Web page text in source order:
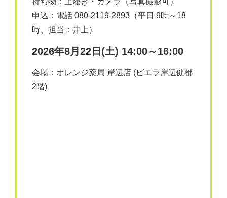
申込：電話 080-2119-2893（平日 9時～18
時、担当：井上）
2026年8月22日(土) 14:00～16:00
会場：オレンジ薬局 岸辺店 (ビエラ岸辺健都
2階)